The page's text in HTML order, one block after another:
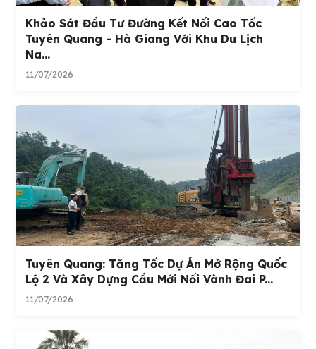
Khảo Sát Đầu Tư Đường Kết Nối Cao Tốc
Tuyên Quang - Hà Giang Với Khu Du Lịch
Na...
11/07/2026
Tuyên Quang: Tăng Tốc Dự Án Mở Rộng Quốc
Lộ 2 Và Xây Dựng Cầu Mới Nối Vành Đai P...
11/07/2026